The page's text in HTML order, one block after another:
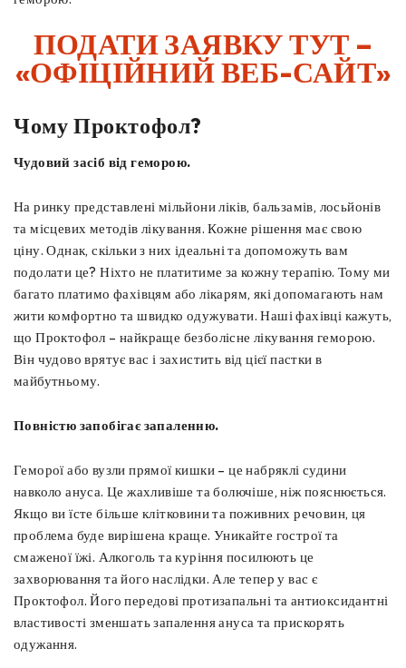
ПОДАТИ ЗАЯВКУ ТУТ –
«ОФІЦІЙНИЙ ВЕБ-САЙТ»
Чому Проктофол?
Чудовий засіб від геморою.
На ринку представлені мільйони ліків, бальзамів, лосьйонів
та місцевих методів лікування. Кожне рішення має свою
ціну. Однак, скільки з них ідеальні та допоможуть вам
подолати це? Ніхто не платитиме за кожну терапію. Тому ми
багато платимо фахівцям або лікарям, які допомагають нам
жити комфортно та швидко одужувати. Наші фахівці кажуть,
що Проктофол – найкраще безболісне лікування геморою.
Він чудово врятує вас і захистить від цієї пастки в
майбутньому.
Повністю запобігає запаленню.
Геморої або вузли прямої кишки – це набряклі судини
навколо ануса. Це жахливіше та болючіше, ніж пояснюється.
Якщо ви їсте більше клітковини та поживних речовин, ця
проблема буде вирішена краще. Уникайте гострої та
смаженої їжі. Алкоголь та куріння посилюють це
захворювання та його наслідки. Але тепер у вас є
Проктофол. Його передові протизапальні та антиоксидантні
властивості зменшать запалення ануса та прискорять
одужання.